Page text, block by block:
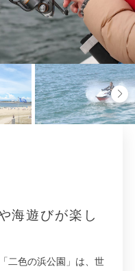
海遊びが楽し
二色の浜公園」は、世